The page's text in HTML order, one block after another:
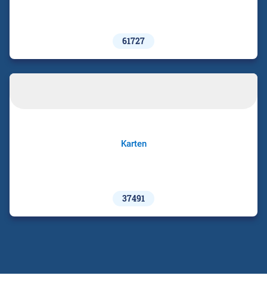
61727
Karten
37491